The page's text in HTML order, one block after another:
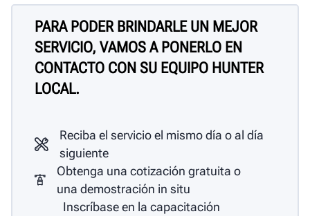
PARA PODER BRINDARLE UN MEJOR
SERVICIO, VAMOS A PONERLO EN
CONTACTO CON SU EQUIPO HUNTER
LOCAL.
Reciba el servicio el mismo día o al día
siguiente
Obtenga una cotización gratuita o
una demostración in situ
Inscríbase en la capacitación